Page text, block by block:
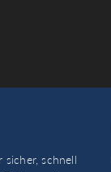
sicher, schnell